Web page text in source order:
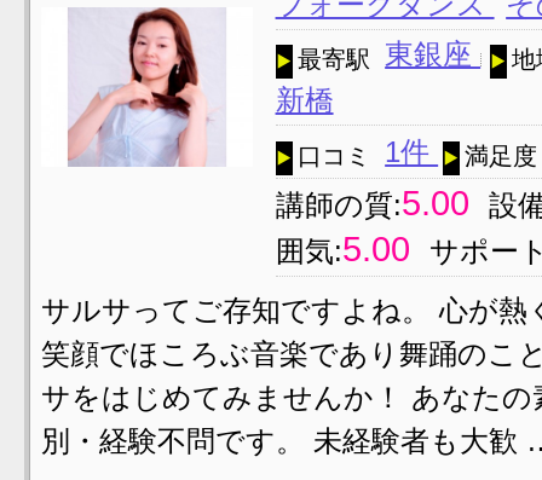
最寄駅 東銀座 地
新橋
口コミ 1件 満足度
講師の質:5.00
設
囲気:5.00
サポー
サルサってご存知ですよね。 心が
笑顔でほころぶ音楽であり舞踊の
サをはじめてみませんか！ あなた
別・経験不問です。 未経験者も大